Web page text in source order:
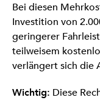
Bei diesen
Investition von
geringerer
teilweisem
verlängert sich die
Wichtig: Diese